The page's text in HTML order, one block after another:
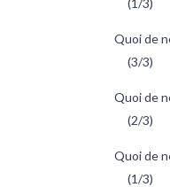
Quoi de
(3/3)
Quoi de
(2/3)
Quoi de
(1/3)